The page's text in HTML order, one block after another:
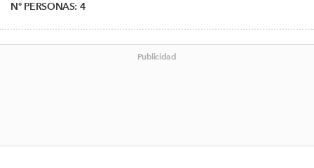
Nº PERSONAS: 4
Publicidad